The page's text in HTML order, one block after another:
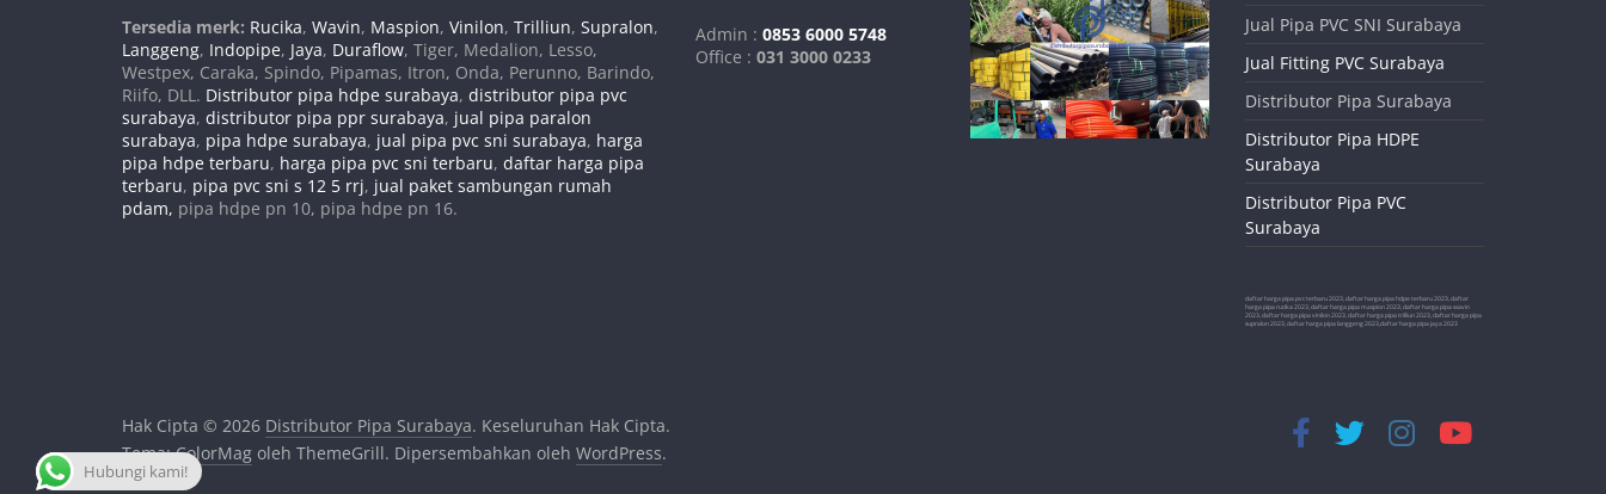
Tersedia merk: Rucika, Wavin, Maspion, Vinilon, Trilliun, Supralon,
Langgeng, Indopipe, Jaya, Duraflow, Tiger, Medalion, Lesso,
Westpex, Caraka, Spindo, Pipamas, Itron, Onda, Perunno, Barindo,
Riifo, DLL. Distributor pipa hdpe surabaya, distributor pipa pvc
surabaya, distributor pipa ppr surabaya, jual pipa paralon
surabaya, pipa hdpe surabaya, jual pipa pvc sni surabaya, harga
pipa hdpe terbaru, harga pipa pvc sni terbaru, daftar harga pipa
terbaru, pipa pvc sni s 12 5 rrj, jual paket sambungan rumah
pdam, pipa hdpe pn 10, pipa hdpe pn 16.
Admin : 0853 6000 5748
Office : 031 3000 0233
Jual Pipa PVC SNI Surabaya
Jual Fitting PVC Surabaya
Distributor Pipa Surabaya
Distributor Pipa HDPE
Surabaya
Distributor Pipa PVC
Surabaya
daftar harga pipa pvc terbaru 2023, daftar harga pipa hdpe terbaru 2023, daftar
harga pipa rucika 2023, daftar harga pipa maspion 2023, daftar harga pipa wavin
2023, daftar harga pipa vinilon 2023, daftar harga pipa trilliun 2023, daftar harga pipa
supralon 2023, daftar harga pipa langgeng 2023,daftar harga pipa jaya 2023
Hak Cipta © 2026 Distributor Pipa Surabaya. Keseluruhan Hak Cipta.
Tema:ColorMag oleh ThemeGrill. Dipersembahkan oleh WordPress.
Hubungi kami!